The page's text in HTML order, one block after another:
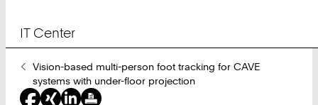
IT Center
Sie
sind
hier:
Vision-based multi-person foot tracking for CAVE
systems with under-floor projection